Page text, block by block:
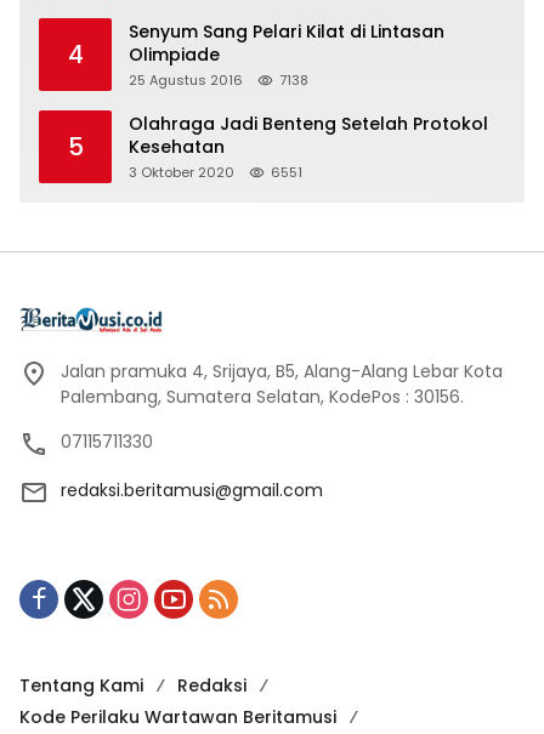
4
Senyum Sang Pelari Kilat di Lintasan
Olimpiade
25 Agustus 2016 7138
5
Olahraga Jadi Benteng Setelah Protokol
Kesehatan
3 Oktober 2020 6551
Jalan pramuka 4, Srijaya, B5, Alang-Alang Lebar Kota
Palembang, Sumatera Selatan, KodePos : 30156.
07115711330
redaksi.beritamusi@gmail.com
Tentang Kami
Redaksi
Kode Perilaku Wartawan Beritamusi